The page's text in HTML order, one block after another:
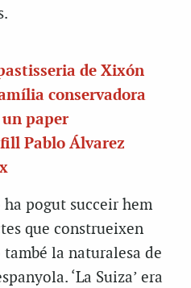
de Xixón
conservadora
paper
Pablo Álvarez
pogut succeir hem
que construeixen
la naturalesa de
‘La Suiza’ era